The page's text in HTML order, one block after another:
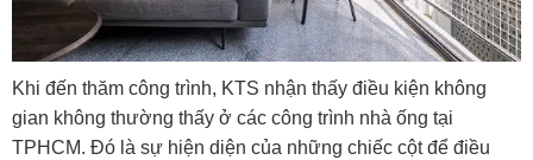
Khi đến thăm công trình, KTS nhận thấy điều kiện không
gian không thường thấy ở các công trình nhà ống tại
TPHCM. Đó là sự hiện diện của những chiếc cột để điều